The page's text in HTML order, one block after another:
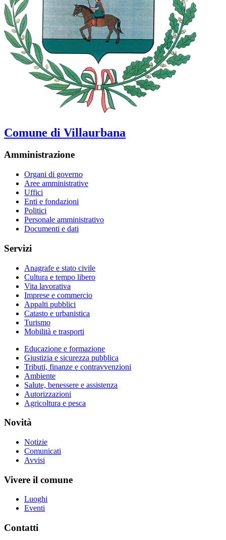
Comune di Villaurbana
Amministrazione
Organi di governo
Aree amministrative
Uffici
Enti e fondazioni
Politici
Personale amministrativo
Documenti e dati
Servizi
Anagrafe e stato civile
Cultura e tempo libero
Vita lavorativa
Imprese e commercio
Appalti pubblici
Catasto e urbanistica
Turismo
Mobilità e trasporti
Educazione e formazione
Giustizia e sicurezza pubblica
Tributi, finanze e contravvenzioni
Ambiente
Salute, benessere e assistenza
Autorizzazioni
Agricoltura e pesca
Novità
Notizie
Comunicati
Avvisi
Vivere il comune
Luoghi
Eventi
Contatti